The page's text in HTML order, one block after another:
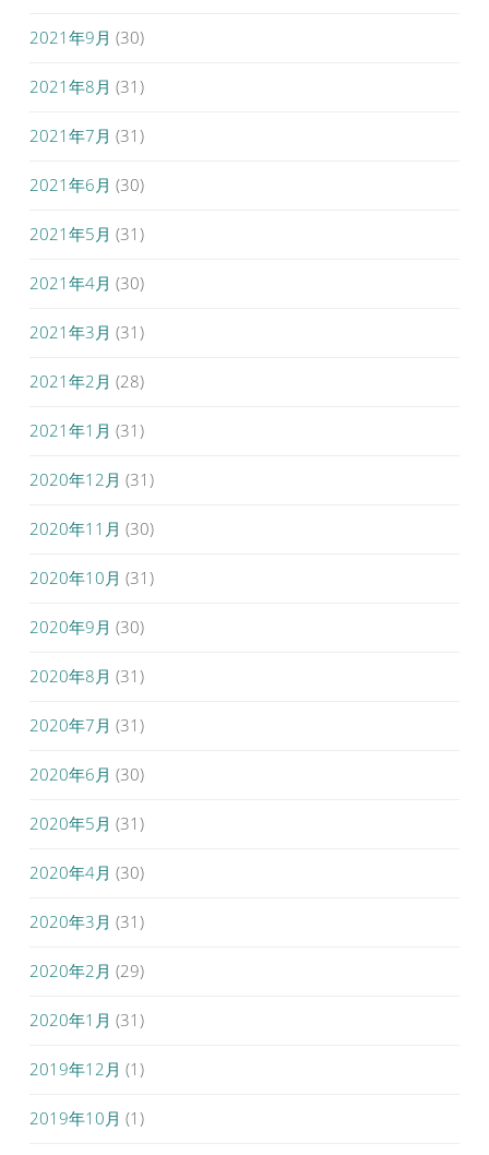
2021年9月 (30)
2021年8月 (31)
2021年7月 (31)
2021年6月 (30)
2021年5月 (31)
2021年4月 (30)
2021年3月 (31)
2021年2月 (28)
2021年1月 (31)
2020年12月 (31)
2020年11月 (30)
2020年10月 (31)
2020年9月 (30)
2020年8月 (31)
2020年7月 (31)
2020年6月 (30)
2020年5月 (31)
2020年4月 (30)
2020年3月 (31)
2020年2月 (29)
2020年1月 (31)
2019年12月 (1)
2019年10月 (1)